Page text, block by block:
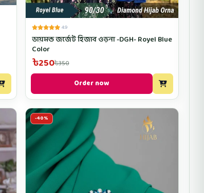
4.9
ডায়মন্ড জর্জেট হিজাব ওড়না -DGH- Royel Blue
Color
৳250৳350
Order now
-40%